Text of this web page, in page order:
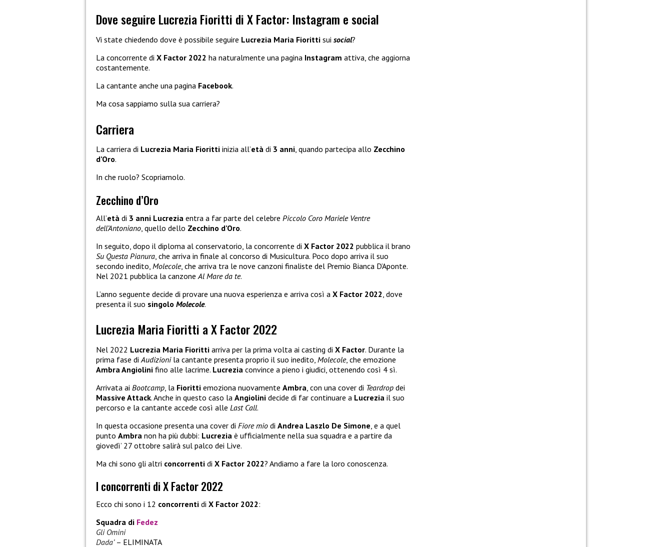
Dove seguire Lucrezia Fioritti di X Factor: Instagram e social
Vi state chiedendo dove è possibile seguire Lucrezia Maria Fioritti sui social?
La concorrente di X Factor 2022 ha naturalmente una pagina Instagram attiva, che aggiorna
costantemente.
La cantante anche una pagina Facebook.
Ma cosa sappiamo sulla sua carriera?
Carriera
La carriera di Lucrezia Maria Fioritti inizia all’età di 3 anni, quando partecipa allo Zecchino
d’Oro.
In che ruolo? Scopriamolo.
Zecchino d’Oro
All’età di 3 anni Lucrezia entra a far parte del celebre Piccolo Coro Mariele Ventre
dell’Antoniano , quello dello Zecchino d’Oro.
In seguito, dopo il diploma al conservatorio, la concorrente di X Factor 2022 pubblica il brano
Su Questa Pianura , che arriva in finale al concorso di Musicultura. Poco dopo arriva il suo
secondo inedito, Molecole, che arriva tra le nove canzoni finaliste del Premio Bianca D’Aponte.
Nel 2021 pubblica la canzone Al Mare da te.
L’anno seguente decide di provare una nuova esperienza e arriva così a X Factor 2022 , dove
presenta il suo singolo Molecole.
Lucrezia Maria Fioritti a X Factor 2022
Nel 2022 Lucrezia Maria Fioritti arriva per la prima volta ai casting di X Factor. Durante la
prima fase di Audizionila cantante presenta proprio il suo inedito, Molecole, che emozione
Ambra Angiolini fino alle lacrime. Lucrezia convince a pieno i giudici, ottenendo così 4 sì.
Arrivata ai Bootcamp , la Fioritti emoziona nuovamente Ambra , con una cover di Teardrop dei
Massive Attack. Anche in questo caso la Angiolini decide di far continuare a Lucrezia il suo
percorso e la cantante accede così alle Last Call.
In questa occasione presenta una cover di Fiore mio di Andrea Laszlo De Simone , e a quel
punto Ambra non ha più dubbi: Lucrezia è ufficialmente nella sua squadra e a partire da
giovedì’ 27 ottobre salirà sul palco dei Live.
Ma chi sono gli altri concorrenti di X Factor 2022? Andiamo a fare la loro conoscenza.
I concorrenti di X Factor 2022
Ecco chi sono i 12 concorrenti di X Factor 2022:
Squadra di Fedez
Gli Omini
Dada’ – ELIMINATA